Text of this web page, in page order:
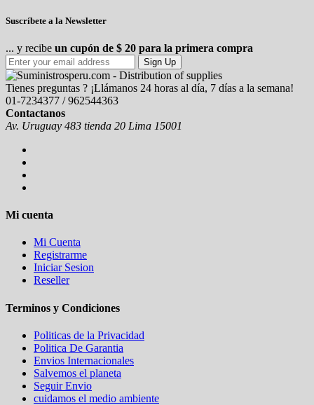
Suscríbete a la Newsletter
... y recibe un cupón de $ 20 para la primera compra
Sign Up
Tienes preguntas ? ¡Llámanos 24 horas al día, 7 días a la semana!
01-7234377 / 962544363
Contactanos
Av. Uruguay 483 tienda 20 Lima 15001
Mi cuenta
Mi Cuenta
Registrarme
Iniciar Sesion
Reseller
Terminos y Condiciones
Politicas de la Privacidad
Politica De Garantia
Envios Internacionales
Salvemos el planeta
Seguir Envio
cuidamos el medio ambiente